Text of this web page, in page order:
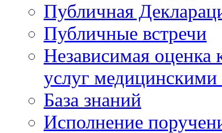
Публичная
Публичные встречи
Независимая оценка
услуг
База знаний
Исполнение